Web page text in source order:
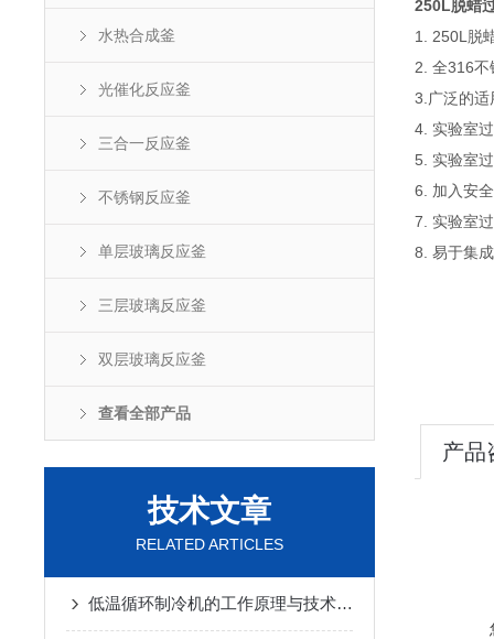
水热合成釜
光催化反应釜
三合一反应釜
不锈钢反应釜
单层玻璃反应釜
三层玻璃反应釜
双层玻璃反应釜
查看全部产品
技术文章
RELATED ARTICLES
低温循环制冷机的工作原理与技术优势
250L脱蜡
1. 250L脱
2. 全316不
3. 广泛的
4. 实验室
5. 实验室
6. 加入安
7. 实验室
8. 易于集
产品